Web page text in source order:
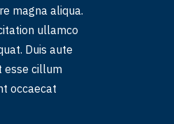
magna aliqua.
ullamco
Duis aute
esse cillum
occaecat